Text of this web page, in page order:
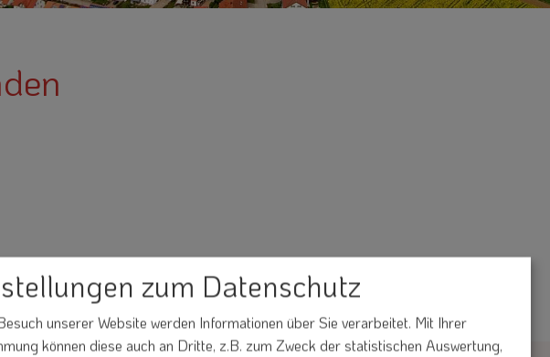
zum Datenschutz
unserer Website werden Informationen über Sie verarbeitet. Mit Ihrer
können diese auch an Dritte, z.B. zum Zweck der statistischen Auswertung,